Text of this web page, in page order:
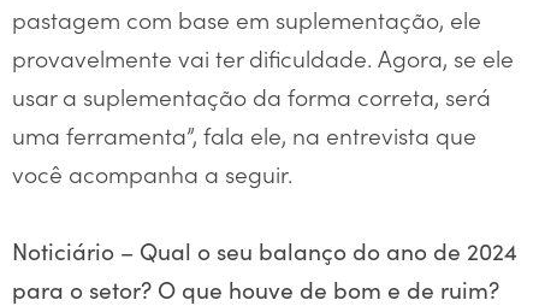
pastagem com base em suplementação, ele
provavelmente vai ter dificuldade. Agora, se ele
usar a suplementação da forma correta, será
uma ferramenta”, fala ele, na entrevista que
você acompanha a seguir.
Noticiário – Qual o seu balanço do ano de 2024
para o setor? O que houve de bom e de ruim?